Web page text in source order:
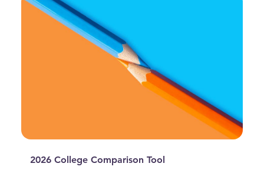
2026 College Comparison Tool